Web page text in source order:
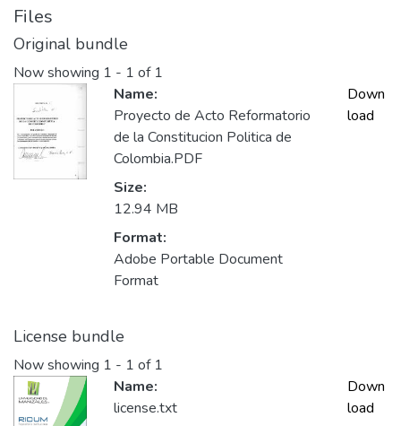
Files
Original bundle
Now showing 1 - 1 of 1
Name:
Proyecto de Acto Reformatorio
de la Constitucion Politica de
Colombia.PDF
Size:
12.94 MB
Format:
Adobe Portable Document
Format
Down
load
License bundle
Now showing 1 - 1 of 1
Name:
license.txt
Down
load